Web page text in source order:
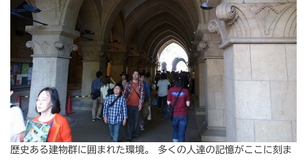
歴史ある建物群に囲まれた環境。 多くの人達の記憶がここに刻ま